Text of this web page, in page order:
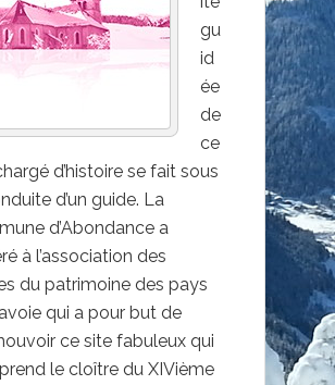
D’ABONDANCEgu
id
ée
de
ce
d’histoire se fait sous
d’un guide. La
d’Abondance a
à l’association des
du patrimoine des pays
qui a pour but de
ce site fabuleux qui
le cloître du XIVième